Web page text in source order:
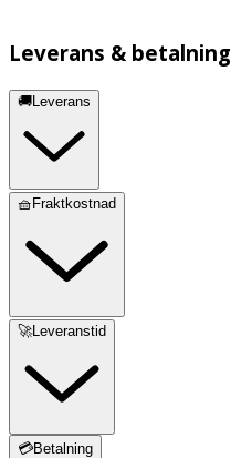
Leverans & betalning
🚚Leverans
🧺Fraktkostnad
🚀Leveranstid
💳Betalning